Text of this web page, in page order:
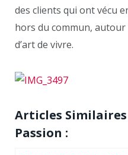
des clients qui ont vécu
hors du commun, autour
d’art de vivre.
Articles Similaires
Passion :